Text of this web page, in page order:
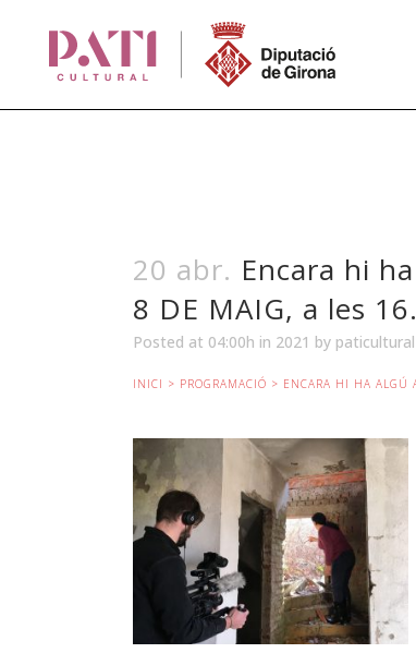
20 abr. Encara hi
8 DE MAIG, a les
Posted at 04:00h in 2021 by paticultural
INICI > PROGRAMACIÓ > ENCARA HI HA ALGÚ